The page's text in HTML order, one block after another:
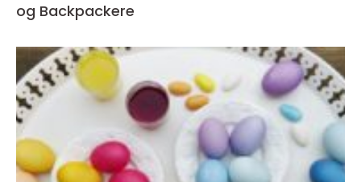
og Backpackere